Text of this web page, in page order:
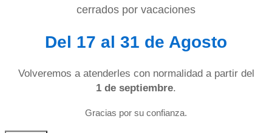
cerrados por vacaciones
Del 17 al 31 de Agosto
Volveremos a atenderles con normalidad a partir del
1 de septiembre.
Gracias por su confianza.